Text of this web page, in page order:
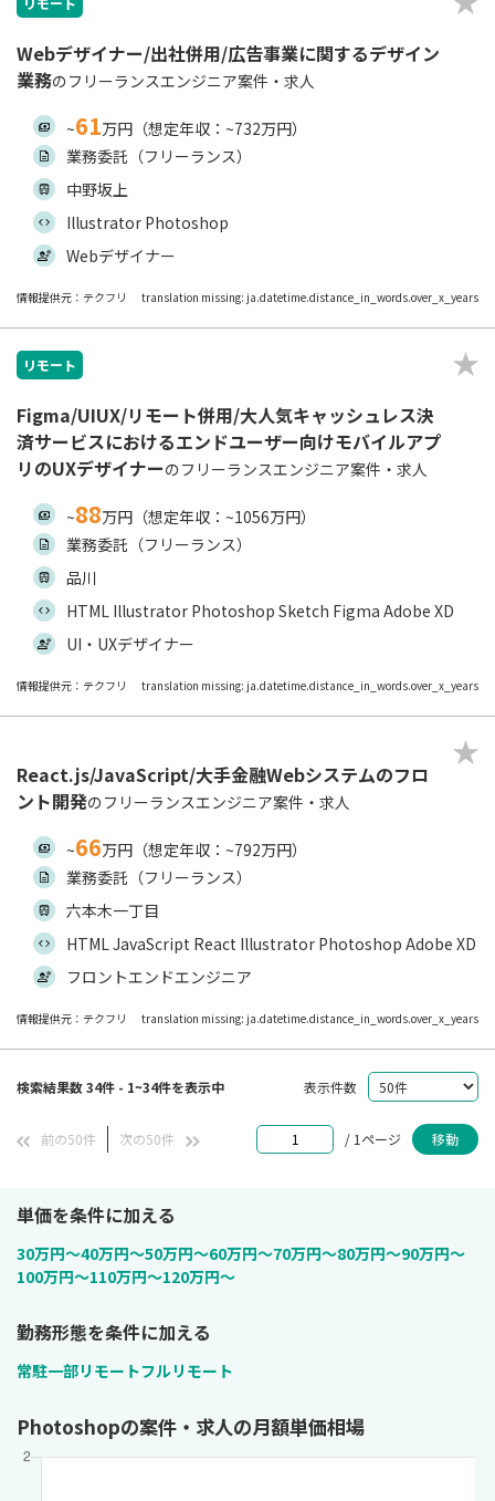
Webデザイナー/出社併用/広告事業に関するデザイン
業務のフリーランスエンジニア案件・求人
~61万円（想定年収：~732万円）
業務委託（フリーランス）
中野坂上
Illustrator Photoshop
Webデザイナー
情報提供元：テクフリ translation missing: ja.datetime.distance_in_words.over_x_years
リモート
Figma/UIUX/リモート併用/大人気キャッシュレス決
済サービスにおけるエンドユーザー向けモバイルアプ
リのUXデザイナーのフリーランスエンジニア案件・求人
~88万円（想定年収：~1056万円）
業務委託（フリーランス）
品川
HTML Illustrator Photoshop Sketch Figma Adobe XD
UI・UXデザイナー
情報提供元：テクフリ translation missing: ja.datetime.distance_in_words.over_x_years
React.js/JavaScript/大手金融Webシステムのフロ
ント開発のフリーランスエンジニア案件・求人
~66万円（想定年収：~792万円）
業務委託（フリーランス）
六本木一丁目
HTML JavaScript React Illustrator Photoshop Adobe XD
フロントエンドエンジニア
情報提供元：テクフリ translation missing: ja.datetime.distance_in_words.over_x_years
検索結果数 34件 - 1~34件を表示中 表示件数
前の50件 次の50件 / 1ページ 移動
単価を条件に加える
30万円〜40万円〜50万円〜60万円〜70万円〜80万円〜90万円〜
100万円〜110万円〜120万円〜
勤務形態を条件に加える
常駐一部リモートフルリモート
Photoshopの案件・求人の月額単価相場